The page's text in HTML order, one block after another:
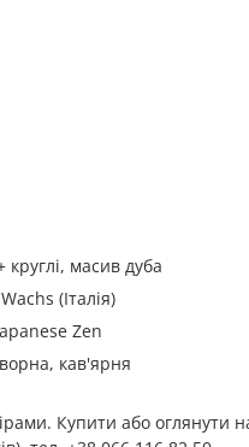
масив дуба
(Італія)
Zen
кав'ярня
Купити або